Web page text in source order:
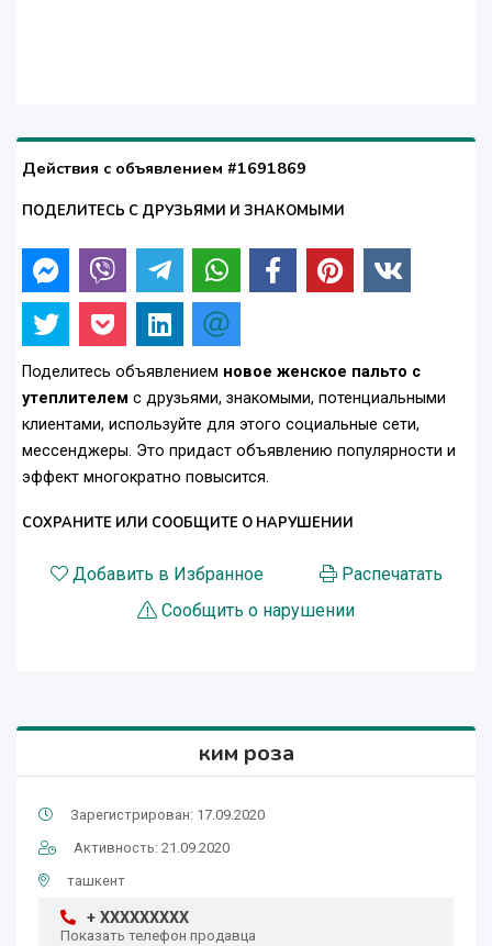
Действия с объявлением #1691869
ПОДЕЛИТЕСЬ С ДРУЗЬЯМИ И ЗНАКОМЫМИ
Поделитесь объявлением новое женское пальто с
утеплителем с друзьями, знакомыми, потенциальными
клиентами, используйте для этого социальные сети,
мессенджеры. Это придаст объявлению популярности и
эффект многократно повысится.
СОХРАНИТЕ ИЛИ СООБЩИТЕ О НАРУШЕНИИ
Добавить в Избранное
Распечатать
Сообщить о нарушении
ким роза
Зарегистрирован: 17.09.2020
Активность: 21.09.2020
ташкент
+ XXXXXXXXX
Показать телефон продавца